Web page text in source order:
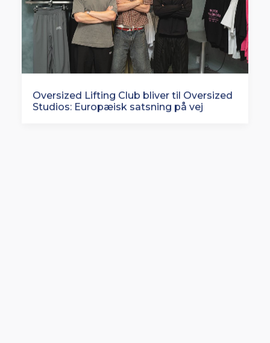
Oversized Lifting Club bliver til Oversized
Studios: Europæisk satsning på vej